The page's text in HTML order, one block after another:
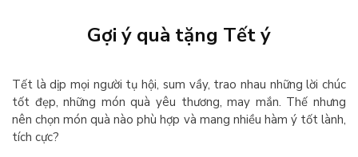
Gợi ý quà tặng Tết ý
Tết là dịp mọi người tụ hội, sum vầy, trao nhau những lời chúc
tốt đẹp, những món quà yêu thương, may mắn. Thế nhưng
nên chọn món quà nào phù hợp và mang nhiều hàm ý tốt lành,
tích cực?